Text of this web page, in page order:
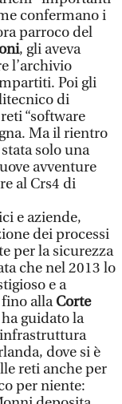
confermano i
parroco del
, gli aveva
l’archivio
Poi gli
di
“software
Ma il rientro
solo una
avventure
al Crs4 di
e aziende,
dei processi
per la sicurezza
che nel 2013 lo
e a
allaCorte
guidato la
infrastruttura
dove si è
reti anche per
per niente: